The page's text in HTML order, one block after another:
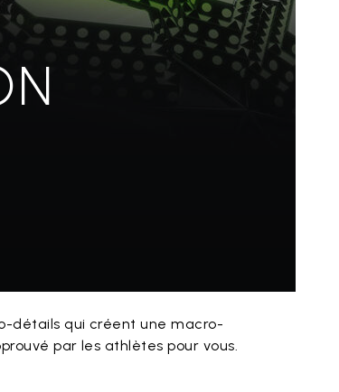
détails qui créent une macro-
par les athlètes pour vous.